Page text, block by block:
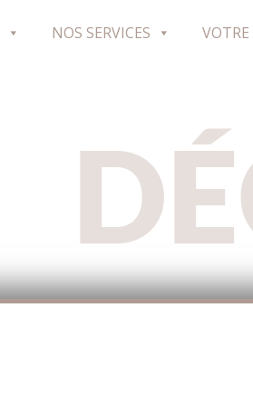
NOS SERVICES